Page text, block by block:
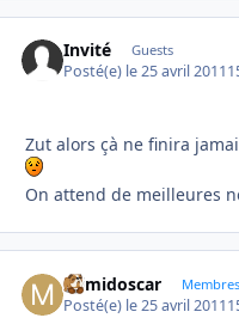
Invité Guests
Posté(e) le 25 avril 2011
Zut alors çà ne finira
On attend de meilleures
mimidoscar
Posté(e) le 25 avril 2011